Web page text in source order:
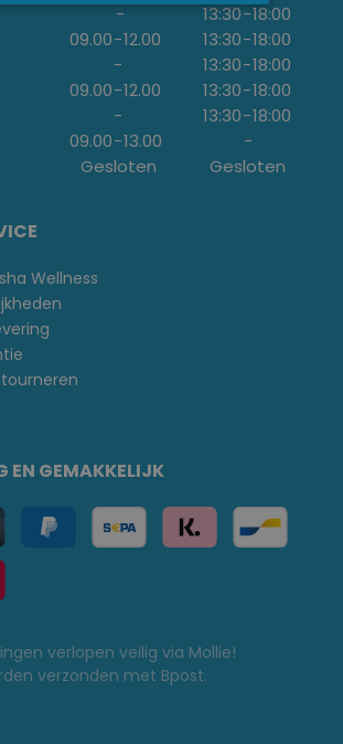
- 13:30-18:00
09.00-12.00 13:30-18:00
- 13:30-18:00
09.00-12.00 13:30-18:00
- 13:30-18:00
09.00-13.00
-
Gesloten Gesloten
Wellness
EN GEMAKKELIJK
verlopen veilig via Mollie!
verzonden met Bpost.